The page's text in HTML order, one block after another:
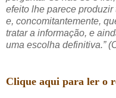
efeito lhe parece
e, concomitantemente,
tratar a informação, e
uma escolha definitiva.”
Clique aqui para ler o